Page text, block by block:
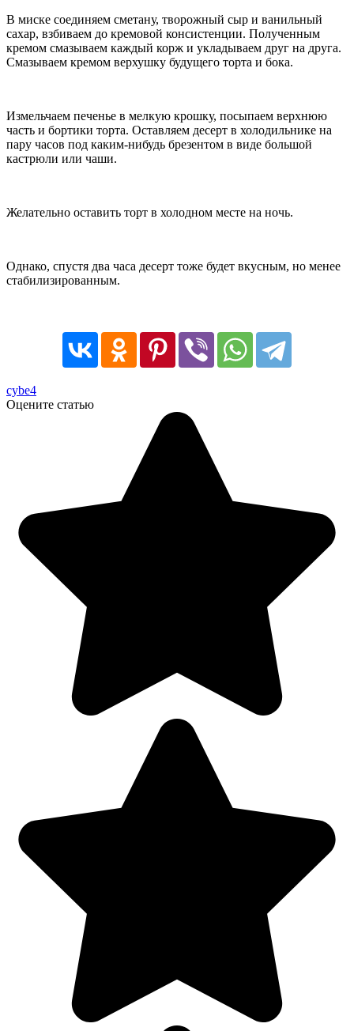
В миске соединяем сметану, творожный сыр и ванильный
сахар, взбиваем до кремовой консистенции. Полученным
кремом смазываем каждый корж и укладываем друг на друга.
Смазываем кремом верхушку будущего торта и бока.
Измельчаем печенье в мелкую крошку, посыпаем верхнюю
часть и бортики торта. Оставляем десерт в холодильнике на
пару часов под каким-нибудь брезентом в виде большой
кастрюли или чаши.
Желательно оставить торт в холодном месте на ночь.
Однако, спустя два часа десерт тоже будет вкусным, но менее
стабилизированным.
cybe4
Оцените статью